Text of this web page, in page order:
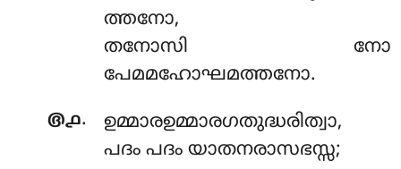
ത്തനോ,
തനോസി നോ
പേമമഹോഘമത്തനോ.
൫൧.
ഉമ്മാരഉമ്മാരഗതുദ്ധരിത്വാ,
പദം പദം യാതനരാസഭസ്സ;